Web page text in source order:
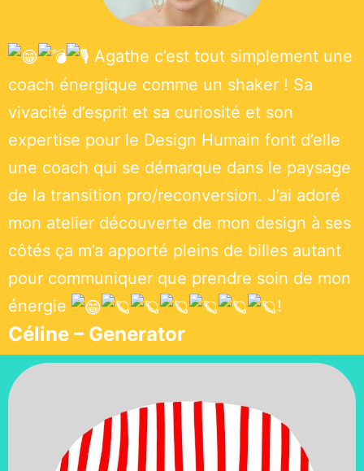
Agathe c’est tout simplement une
coach énergique comme un shaker ! Sa
vivacité d’esprit et sa curiosité et son
expertise pour le Design Humain font d’elle
une coach qui se démarque dans le paysage
de la transition pro/reconversion. J’ai adoré
mon atelier découverte de mon design à ses
côtés ça m’a apporté pleins de billes autant
pour communiquer que prendre soin de mon
énergie
!
Céline – Generator